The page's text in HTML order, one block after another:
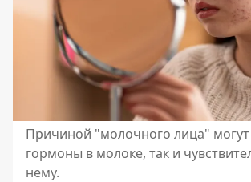
Причиной "молочного лица" могут
гормоны в молоке, так и
нему.